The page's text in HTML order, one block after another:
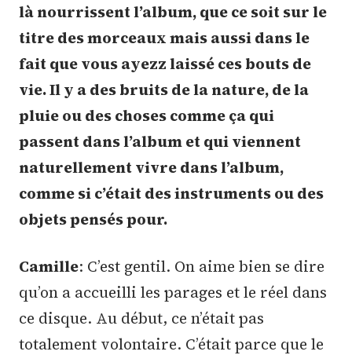
là nourrissent l’album, que ce soit sur le
titre des morceaux mais aussi dans le
fait que vous ayezz laissé ces bouts de
vie. Il y a des bruits de la nature, de la
pluie ou des choses comme ça qui
passent dans l’album et qui viennent
naturellement vivre dans l’album,
comme si c’était des instruments ou des
objets pensés pour.
Camille: C’est gentil. On aime bien se dire
qu’on a accueilli les parages et le réel dans
ce disque. Au début, ce n’était pas
totalement volontaire. C’était parce que le